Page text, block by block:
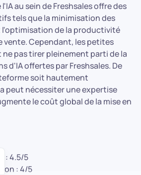
au sein de Freshsales offre des
tels que la minimisation des
l'optimisation de la productivité
vente. Cependant, les petites
pas tirer pleinement parti de la
d'IA offertes par Freshsales. De
soit hautement
peut nécessiter une expertise
le coût global de la mise en
: 4.5/5
: 4/5